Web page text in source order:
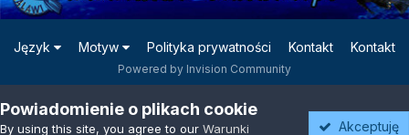
Język Motyw Polityka prywatności Kontakt Kontakt
Powered by Invision Community
Powiadomienie o plikach cookie
By using this site, you agree to our Warunki Akceptuję